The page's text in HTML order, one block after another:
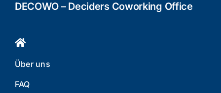
DECOWO – Deciders Coworking Office
Über uns
FAQ